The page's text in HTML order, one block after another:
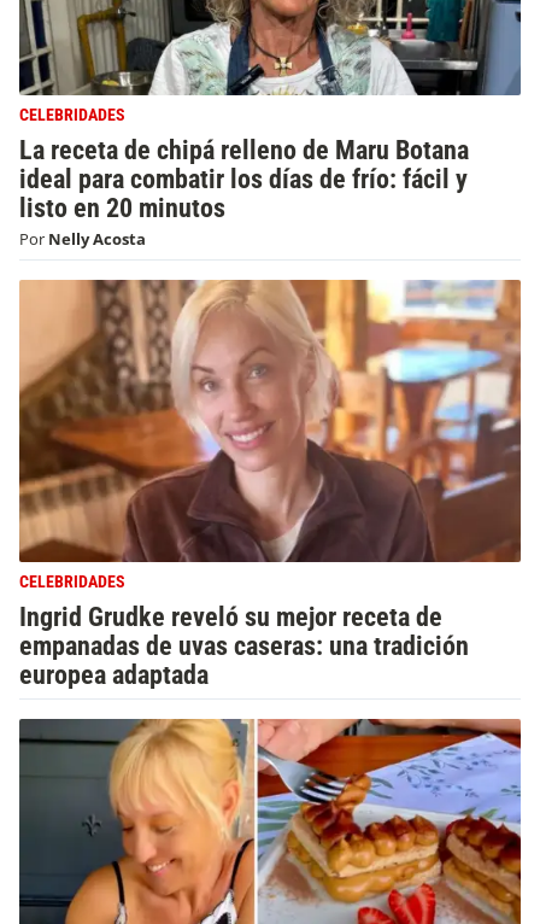
CELEBRIDADES
La receta de chipá relleno de Maru Botana
ideal para combatir los días de frío: fácil y
listo en 20 minutos
Por Nelly Acosta
CELEBRIDADES
Ingrid Grudke reveló su mejor receta de
empanadas de uvas caseras: una tradición
europea adaptada